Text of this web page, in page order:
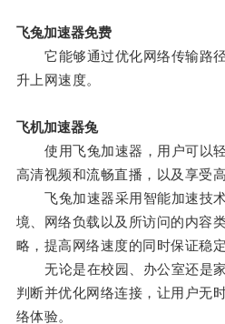
飞兔加速器免费
它能够通过优化网络传输路径
升上网速度。
飞机加速器兔
使用飞兔加速器，用户可以轻
高清视频和流畅直播，以及享受
飞兔加速器采用智能加速技术
境、网络负载以及所访问的内容
略，提高网络速度的同时保证稳定
无论是在校园、办公室还是家
判断并优化网络连接，让用户无
络体验。